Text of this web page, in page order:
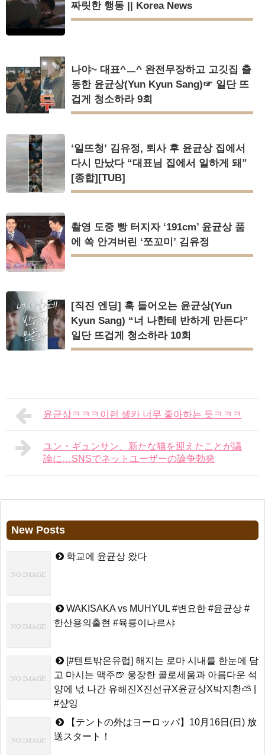
짜릿한 행동 || Korea News
나야~ 대표^ㅡ^ 완전무장하고 고깃집 출
동한 윤균상(Yun Kyun Sang)☞ 일단 뜨
겁게 청소하라 9회
‘일뜨청’ 김유정, 퇴사 후 윤균상 집에서
다시 만났다 “대표님 집에서 일하게 돼”
[종합][TUB]
촬영 도중 빵 터지자 ‘191cm’ 윤균상 품
에 쏙 안겨버린 ‘쪼꼬미’ 김유정
[직진 엔딩] 훅 들어오는 윤균상(Yun
Kyun Sang) “너 나한테 반하게 만든다”
일단 뜨겁게 청소하라 10회
윤균상ㅋㅋㅋ이런 셀카 너무 좋아하는 듯ㅋㅋㅋ
ユン・ギュンサン、新たな猫を迎えたことが議
論に…SNSでネットユーザーの論争勃発
New Posts
학교에 윤균상 왔다
WAKISAKA vs MUHYUL #변요한 #윤균상 #
한산용의출현 #육룡이나르샤
[#텐트밖은유럽] 해지는 로마 시내를 한눈에 담
고 마시는 맥주🍺 웅장한 콜로세움과 아름다운 석
양에 넋 나간 유해진X진선규X윤균상X박지환⛅ |
#샾잉
【テントの外はヨーロッパ】10月16日(日) 放
送スタート！